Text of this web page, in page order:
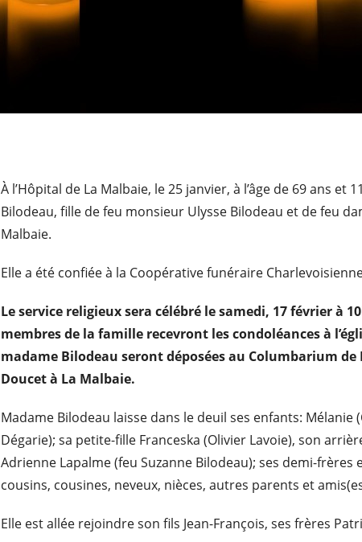
À l’Hôpital de La Malbaie, le 25 janvier, à l’âge de 69 ans
Bilodeau, fille de feu monsieur Ulysse Bilodeau et de feu
Malbaie.
Elle a été confiée à la Coopérative funéraire
Le service religieux sera célébré le samedi, 17 février à
membres de la famille recevront les condoléances à
madame Bilodeau seront déposées au Columbarium
Doucet à La Malbaie.
Madame Bilodeau laisse dans le deuil ses enfants: Mélanie
Dégarie); sa petite-fille Franceska (Olivier Lavoie), son
Adrienne Lapalme (feu Suzanne Bilodeau); ses demi-
cousins, cousines, neveux, nièces, autres parents et
Elle est allée rejoindre son fils Jean-François, ses frères